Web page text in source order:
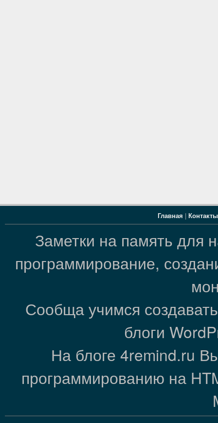
Главная | Контакты
Заметки на память для
программирование,
Сообща учимся
блоги
На блоге 4remind.ru
программированию на